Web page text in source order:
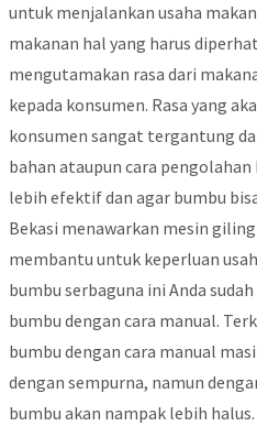
untuk menjalankan usaha
makanan hal yang harus
mengutamakan rasa dari
kepada konsumen. Rasa yang
konsumen sangat tergantung
bahan ataupun cara pengolahan
lebih efektif dan agar bumbu
Bekasi menawarkan mesin
membantu untuk keperluan
bumbu serbaguna ini Anda
bumbu dengan cara manual.
bumbu dengan cara manual
dengan sempurna, namun
bumbu akan nampak lebih